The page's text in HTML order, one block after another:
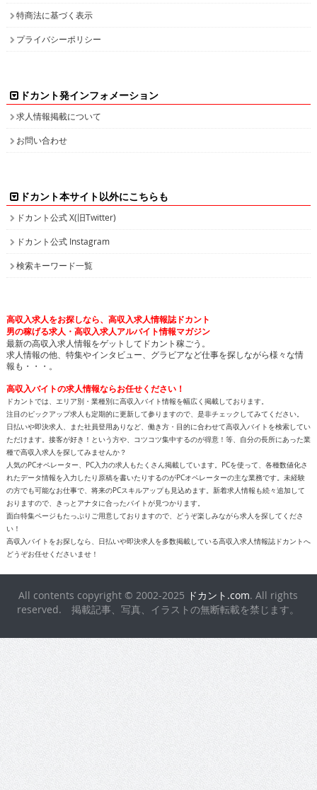
特商法に基づく表示
プライバシーポリシー
ドカント発インフォメーション
求人情報掲載について
お問い合わせ
ドカント本サイト以外にこちらも
ドカント公式 X(旧Twitter)
ドカント公式 Instagram
検索キーワード一覧
高収入求人をお探しなら、高収入求人情報誌ドカント
男の稼げる求人・高収入求人アルバイト情報マガジン
最新の高収入求人情報をゲットしてドカント稼ごう。
求人情報の他、特集やインタビュー、グラビアなど仕事を探しながら様々な情
報も・・・。
高収入バイトの求人情報ならお任せください！
ドカントでは、エリア別・業種別に高収入バイト情報を幅広く掲載しております。
注目のピックアップ求人も定期的に更新して参りますので、是非チェックしてみてください。
日払いや即決求人、また社員登用ありなど、働き方・目的に合わせて高収入バイトを検索してい
ただけます。接客が好き！という方や、コツコツ集中するのが得意！等、自分の長所にあった業
種で高収入求人を探してみませんか？
人気のPCオペレーター、PC入力の求人もたくさん掲載しています。PCを使って、各種数値化さ
れたデータ情報を入力したり原稿を書いたりするのがPCオペレーターの主な業務です。未経験
の方でも可能なお仕事で、将来のPCスキルアップも見込めます。新着求人情報も続々追加して
おりますので、きっとアナタに合ったバイトが見つかります。
面白特集ページもたっぷりご用意しておりますので、どうぞ楽しみながら求人を探してくださ
い！
高収入バイトをお探しなら、日払いや即決求人を多数掲載している高収入求人情報誌ドカントへ
どうぞお任せくださいませ！
All contents copyright © 2002-2025 ドカント.com. All rights
reserved. 掲載記事、写真、イラストの無断転載を禁じます。